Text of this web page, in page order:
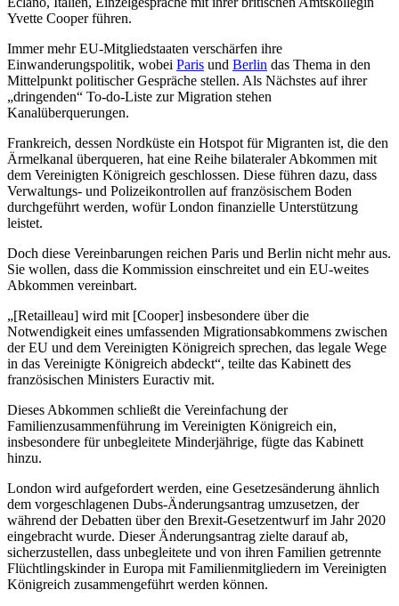
Yvette Cooper führen.
Immer mehr EU-Mitgliedstaaten verschärfen ihre
Einwanderungspolitik, wobei Paris und Berlin das Thema in den
Mittelpunkt politischer Gespräche stellen. Als Nächstes auf ihrer
„dringenden“ To-do-Liste zur Migration stehen
Kanalüberquerungen.
Frankreich, dessen Nordküste ein Hotspot für Migranten ist, die den
Ärmelkanal überqueren, hat eine Reihe bilateraler Abkommen mit
dem Vereinigten Königreich geschlossen. Diese führen dazu, dass
Verwaltungs- und Polizeikontrollen auf französischem Boden
durchgeführt werden, wofür London finanzielle Unterstützung
leistet.
Doch diese Vereinbarungen reichen Paris und Berlin nicht mehr aus.
Sie wollen, dass die Kommission einschreitet und ein EU-weites
Abkommen vereinbart.
„[Retailleau] wird mit [Cooper] insbesondere über die
Notwendigkeit eines umfassenden Migrationsabkommens zwischen
der EU und dem Vereinigten Königreich sprechen, das legale Wege
in das Vereinigte Königreich abdeckt“, teilte das Kabinett des
französischen Ministers Euractiv mit.
Dieses Abkommen schließt die Vereinfachung der
Familienzusammenführung im Vereinigten Königreich ein,
insbesondere für unbegleitete Minderjährige, fügte das Kabinett
hinzu.
London wird aufgefordert werden, eine Gesetzesänderung ähnlich
dem vorgeschlagenen Dubs-Änderungsantrag umzusetzen, der
während der Debatten über den Brexit-Gesetzentwurf im Jahr 2020
eingebracht wurde. Dieser Änderungsantrag zielte darauf ab,
sicherzustellen, dass unbegleitete und von ihren Familien getrennte
Flüchtlingskinder in Europa mit Familienmitgliedern im Vereinigten
Königreich zusammengeführt werden können.